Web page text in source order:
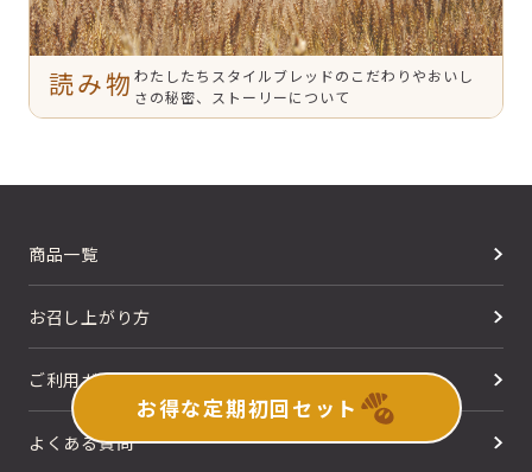
読み物 わたしたちスタイルブレッドのこだわりやおいし
さの秘密、ストーリーについて
お得な定期初回セット
商品一覧
お召し上がり方
ご利用ガイド
よくある質問